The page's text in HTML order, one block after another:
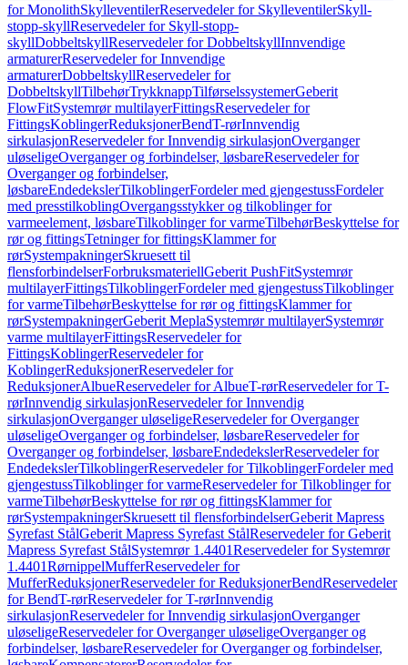
for MonolithSkylleventilerReservedeler for SkylleventilerSkyll-
stopp-skyllReservedeler for Skyll-stopp-
skyllDobbeltskyllReservedeler for DobbeltskyllInnvendige
armaturerReservedeler for Innvendige
armaturerDobbeltskyllReservedeler for
DobbeltskyllTilbehørTrykknappTilførselssystemerGeberit
FlowFitSystemrør multilayerFittingsReservedeler for
FittingsKoblingerReduksjonerBendT-rørInnvendig
sirkulasjonReservedeler for Innvendig sirkulasjonOverganger
uløseligeOverganger og forbindelser, løsbareReservedeler for
Overganger og forbindelser,
løsbareEndedekslerTilkoblingerFordeler med gjengestussFordeler
med presstilkoblingOvergangsstykker og tilkoblinger for
varmeelement, løsbareTilkoblinger for varmeTilbehørBeskyttelse for
rør og fittingsTetninger for fittingsKlammer for
rørSystempakningerSkruesett til
flensforbindelserForbruksmateriellGeberit PushFitSystemrør
multilayerFittingsTilkoblingerFordeler med gjengestussTilkoblinger
for varmeTilbehørBeskyttelse for rør og fittingsKlammer for
rørSystempakningerGeberit MeplaSystemrør multilayerSystemrør
varme multilayerFittingsReservedeler for
FittingsKoblingerReservedeler for
KoblingerReduksjonerReservedeler for
ReduksjonerAlbueReservedeler for AlbueT-rørReservedeler for T-
rørInnvendig sirkulasjonReservedeler for Innvendig
sirkulasjonOverganger uløseligeReservedeler for Overganger
uløseligeOverganger og forbindelser, løsbareReservedeler for
Overganger og forbindelser, løsbareEndedekslerReservedeler for
EndedekslerTilkoblingerReservedeler for TilkoblingerFordeler med
gjengestussTilkoblinger for varmeReservedeler for Tilkoblinger for
varmeTilbehørBeskyttelse for rør og fittingsKlammer for
rørSystempakningerSkruesett til flensforbindelserGeberit Mapress
Syrefast StålGeberit Mapress Syrefast StålReservedeler for Geberit
Mapress Syrefast StålSystemrør 1.4401Reservedeler for Systemrør
1.4401RørnippelMufferReservedeler for
MufferReduksjonerReservedeler for ReduksjonerBendReservedeler
for BendT-rørReservedeler for T-rørInnvendig
sirkulasjonReservedeler for Innvendig sirkulasjonOverganger
uløseligeReservedeler for Overganger uløseligeOverganger og
forbindelser, løsbareReservedeler for Overganger og forbindelser,